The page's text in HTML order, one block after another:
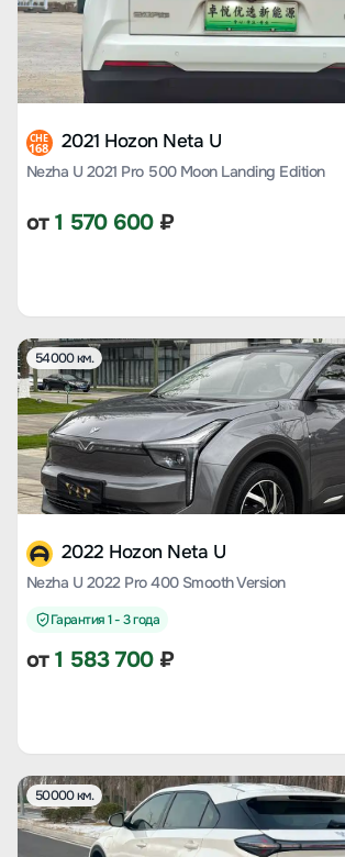
CHE
168 2021 Hozon Neta U
Nezha U 2021 Pro 500 Moon Landing Edition
от1 570 600₽
54000 км.
2022 Hozon Neta U
Nezha U 2022 Pro 400 Smooth Version
Гарантия 1 - 3 года
от1 583 700₽
50000 км.